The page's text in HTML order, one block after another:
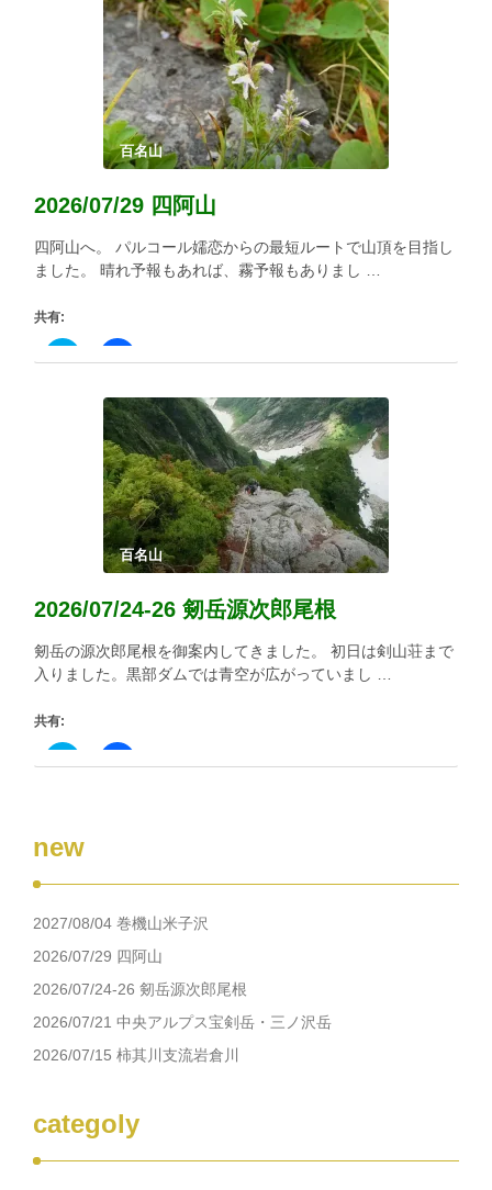
Twitter
で
開
ま
す
る
に
は
ク
リ
ッ
ク
し
て
く
だ
(新
し
ウ
ィ
ン
き
ま
百名山
2026/07/29 四阿山
四阿山へ。 パルコール嬬恋からの最短ルートで山頂を目指し
ました。 晴れ予報もあれば、霧予報もありまし …
共有:
ク
リ
Twitter
で
開
ま
す)
Facebook
で
有
す
る
に
は
ク
リ
ッ
ク
し
て
く
だ
(新
し
ウ
ィ
ン
き
ま
百名山
2026/07/24-26 剱岳源次郎尾根
剱岳の源次郎尾根を御案内してきました。 初日は剣山荘まで
入りました。黒部ダムでは青空が広がっていまし …
共有:
ク
リ
Twitter
で
有
し
い
ィ
ド
ウ
で
開
ま
Facebook
で
リ
ク
し
く
だ
さ
い
(新
し
ウ
で
開
き
new
2027/08/04 巻機山米子沢
2026/07/29 四阿山
2026/07/24-26 剱岳源次郎尾根
2026/07/21 中央アルプス宝剣岳・三ノ沢岳
2026/07/15 柿其川支流岩倉川
categoly